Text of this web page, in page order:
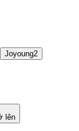
Joyoung2
lên